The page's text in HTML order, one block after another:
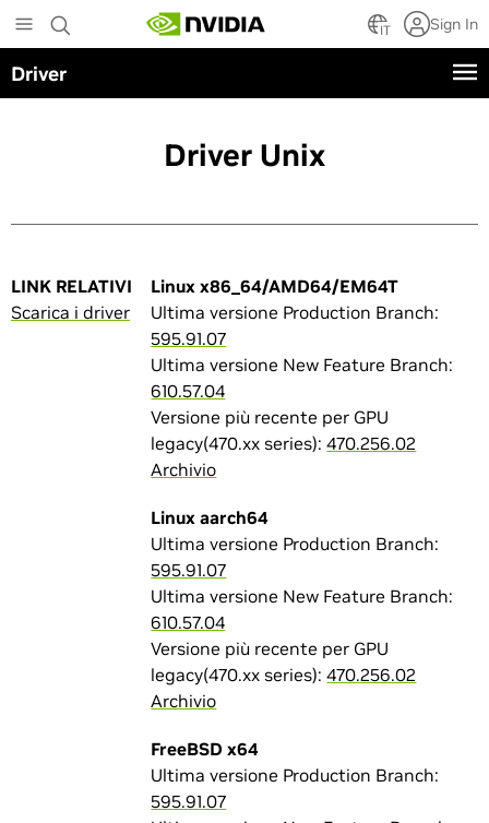
to
main
content
IT Sign In
Driver
Driver Unix
LINK RELATIVI
Scarica i driver
Linux x86_64/AMD64/EM64T
Ultima versione Production Branch:
595.91.07
Ultima versione New Feature Branch:
610.57.04
Versione più recente per GPU
legacy(470.xx series):470.256.02
Archivio
Linux aarch64
Ultima versione Production Branch:
595.91.07
Ultima versione New Feature Branch:
610.57.04
Versione più recente per GPU
legacy(470.xx series):470.256.02
Archivio
FreeBSD x64
Ultima versione Production Branch:
595.91.07